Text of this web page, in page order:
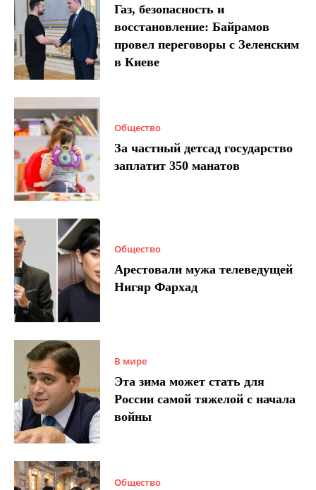
Газ, безопасность и
восстановление: Байрамов
провел переговоры с Зеленским
в Киеве
Общество
За частный детсад государство
заплатит 350 манатов
Общество
Арестовали мужа телеведущей
Нигяр Фархад
В мире
Эта зима может стать для
России самой тяжелой с начала
войны
Общество